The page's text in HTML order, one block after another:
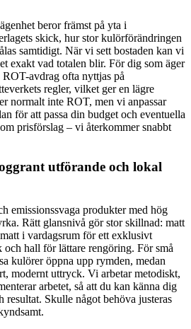
beror främst på yta i
skick, hur stor kulörförändringen
samtidigt. När vi sett bostaden kan vi
exakt vad totalen blir. För dig som äger
avdrag ofta nyttjas på
regler, vilket ger en lägre
normalt inte ROT, men vi anpassar
för att passa din budget och eventuella
prisförslag – vi återkommer snabbt
utförande och lokal
emissionssvaga produkter med hög
Rätt glansnivå gör stor skillnad: matt
i vardagsrum för ett exklusivt
hall för lättare rengöring. För små
kulörer öppna upp rymden, medan
modernt uttryck. Vi arbetar metodiskt,
arbetet, så att du kan känna dig
resultat. Skulle något behöva justeras